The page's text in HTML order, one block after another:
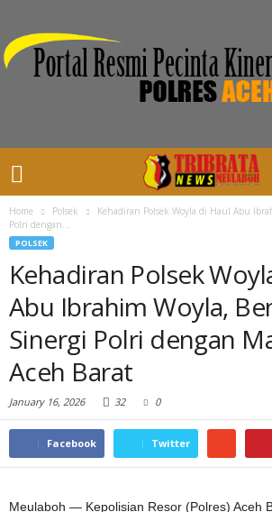
Home Polsek
Kehadiran Polsek Woyla di Haul Abu
Polri dengan...
POLSEK
Kehadiran Polsek
Abu Ibrahim Woyla,
Sinergi Polri dengan
Aceh Barat
January 16, 2026 32 0
Facebook Twitter
Meulaboh — Kepolisian Resor (Polres) Aceh